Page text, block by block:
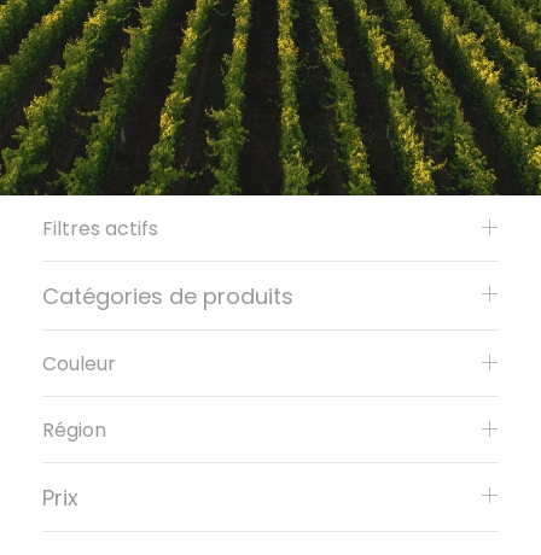
Filtres actifs
Catégories de produits
Couleur
Région
Prix